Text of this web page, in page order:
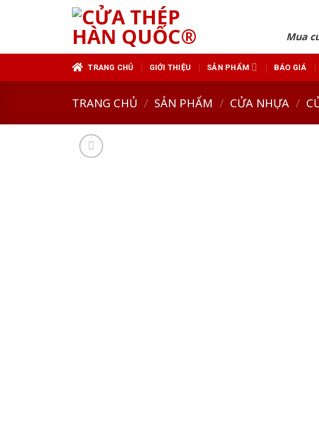
Mua
TRANG CHỦ GIỚI THIỆU SẢN PHẨM BÁO GIÁ
TRANG CHỦ / SẢN PHẨM / CỬA NHỰA /